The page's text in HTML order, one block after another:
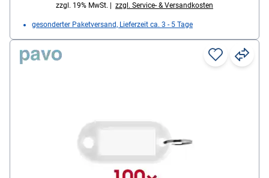
zzgl. 19% MwSt. | zzgl. Service- & Versandkosten
gesonderter Paketversand, Lieferzeit ca. 3 - 5 Tage